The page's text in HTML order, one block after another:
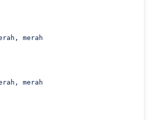
merah
merah